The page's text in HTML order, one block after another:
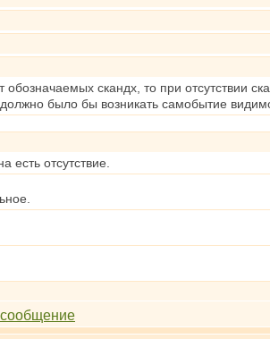
обозначаемых скандх, то при отсутствии
было бы возникать самобытие
есть отсутствие.